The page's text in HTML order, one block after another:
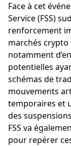
Face à cet
Service (FSS)
renforcement
marchés
notamment
potentielles
schémas de
mouvements
temporaires et
des
FSS va
pour repérer